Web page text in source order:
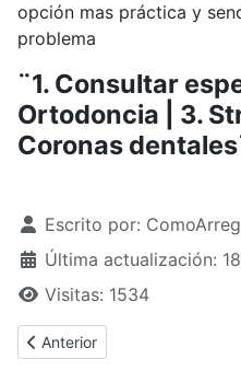
opción mas práctica y
problema
¨1. Consultar
Ortodoncia | 3.
Coronas
Detalles
Escrito por:
Última actualización:
Visitas: 1534
Artículo anterior: ¿Cómo
Anterior